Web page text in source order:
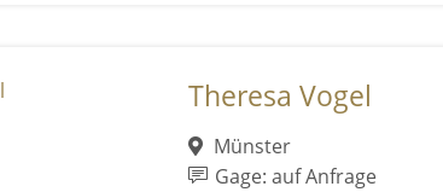
Theresa Vogel
Münster
Gage: auf Anfrage